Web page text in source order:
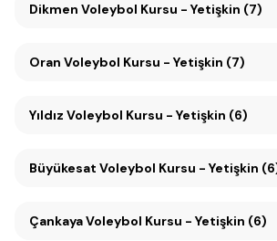
Dikmen Voleybol Kursu - Yetişkin (7)
Oran Voleybol Kursu - Yetişkin (7)
Yıldız Voleybol Kursu - Yetişkin (6)
Büyükesat Voleybol Kursu - Yetişkin
Çankaya Voleybol Kursu - Yetişkin (6)